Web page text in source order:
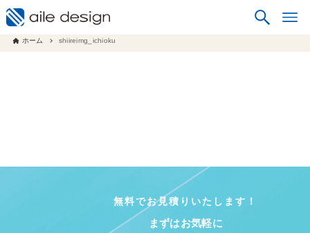
ホーム shiireimg_ichioku
無料でお見積りいたします！
まずはお気軽に